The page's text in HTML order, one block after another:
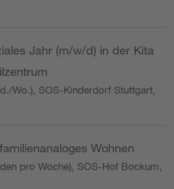
Jahr (m/w/d) in der Kita
Wo.), SOS-Kinderdorf Stuttgart,
Wohnen
pro Woche), SOS-Hof Bockum,